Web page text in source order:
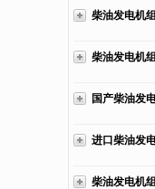
柴油发电机
柴油发电机
国产柴油发
进口柴油发
柴油发电机